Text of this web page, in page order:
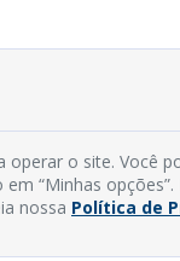
o site. Você
“Minhas
nossa Política de